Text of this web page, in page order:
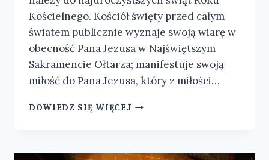
Kościelnego. Kościół święty przed całym
światem publicznie wyznaje swoją wiarę w
obecność Pana Jezusa w Najświętszym
Sakramencie Ołtarza; manifestuje swoją
miłość do Pana Jezusa, który z miłości…
DOWIEDZ SIĘ WIĘCEJUROCZYSTOŚĆ